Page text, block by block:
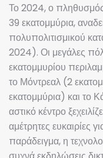
Το 2024, ο
39 εκατομμύρια,
πολυπολιτισμικού
2024). Οι μεγάλες
εκατομμυρίου
το Μόντρεαλ (2
εκατομμύρια) και το
αστικό κέντρο
αμέτρητες ευκαιρίες
παράδειγμα, η